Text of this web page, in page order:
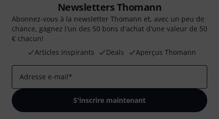
Newsletters Thomann
Abonnez-vous à la newsletter Thomann et, avec un peu de
chance, gagnez l'un des 50 bons d'achat d'une valeur de 50
€ chacun!
Articles inspirants
Deals Aperçus Thomann
Adresse e-mail*
S'inscrire maintenant